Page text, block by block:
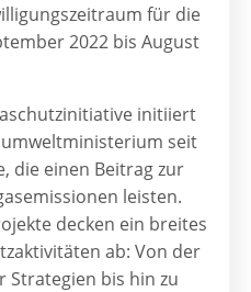
für die
2022 bis August
initiiert
seit
die einen Beitrag zur
leisten.
decken ein breites
ab: Von der
Strategien bis hin zu